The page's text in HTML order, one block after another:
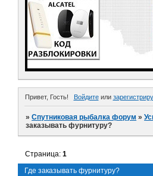
Привет, Гость! Войдитеили
»Спутниковая рыбалка форум »
заказывать фурнитуру?
Где заказывать фурнитуру?
Страница:1